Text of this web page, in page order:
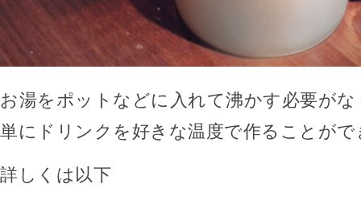
お湯をポットなどに入れて沸かす必要が
単にドリンクを好きな温度で作ることがで
詳しくは以下